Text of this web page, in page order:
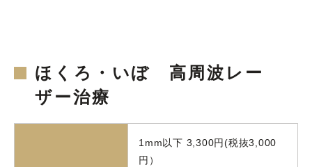
ほくろ・いぼ 高周波レー
ザー治療
1mm以下 3,300円(税抜3,000
円）